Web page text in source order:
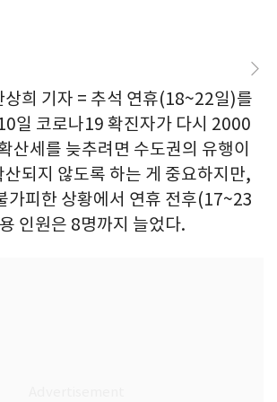
희 기자 = 추석 연휴(18~22일)를
일 코로나19 확진자가 다시 2000
산세를 늦추려면 수도권의 유행이
되지 않도록 하는 게 중요하지만,
가피한 상황에서 연휴 전후(17~23
인원은 8명까지 늘었다.